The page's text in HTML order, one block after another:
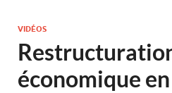
VIDÉOS
économique